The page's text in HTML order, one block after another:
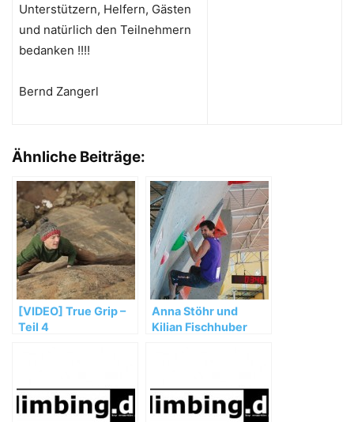
Unterstützern, Helfern, Gästen
und natürlich den Teilnehmern
bedanken !!!!
Bernd Zangerl
Ähnliche Beiträge:
[VIDEO] True Grip –
Teil 4
Anna Stöhr und
Kilian Fischhuber
Innsbruck